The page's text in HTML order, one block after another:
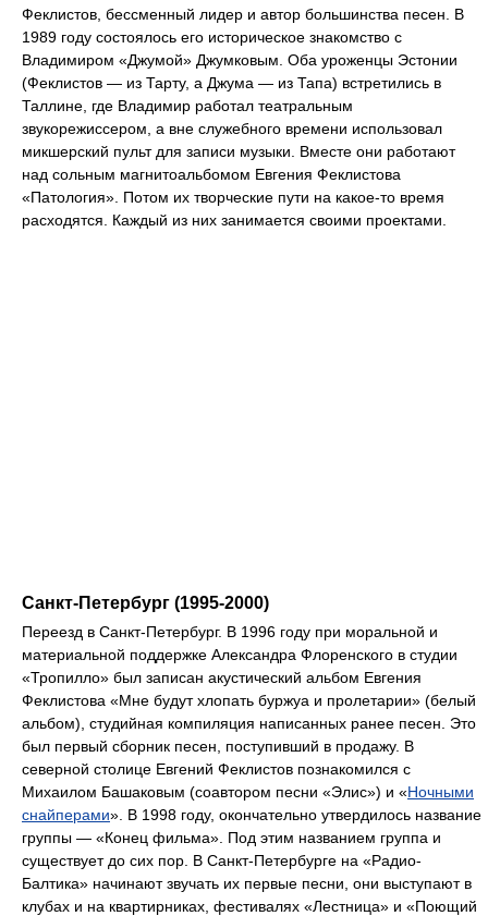
Феклистов, бессменный лидер и автор большинства песен. В
1989 году состоялось его историческое знакомство с
Владимиром «Джумой» Джумковым. Оба уроженцы Эстонии
(Феклистов — из Тарту, а Джума — из Тапа) встретились в
Таллине, где Владимир работал театральным
звукорежиссером, а вне служебного времени использовал
микшерский пульт для записи музыки. Вместе они работают
над сольным магнитоальбомом Евгения Феклистова
«Патология». Потом их творческие пути на какое-то время
расходятся. Каждый из них занимается своими проектами.
Санкт-Петербург (1995-2000)
Переезд в Санкт-Петербург. В 1996 году при моральной и
материальной поддержке Александра Флоренского в студии
«Тропилло» был записан акустический альбом Евгения
Феклистова «Мне будут хлопать буржуа и пролетарии» (белый
альбом), студийная компиляция написанных ранее песен. Это
был первый сборник песен, поступивший в продажу. В
северной столице Евгений Феклистов познакомился с
Михаилом Башаковым (соавтором песни «Элис») и «Ночными
снайперами». В 1998 году, окончательно утвердилось название
группы — «Конец фильма». Под этим названием группа и
существует до сих пор. В Санкт-Петербурге на «Радио-
Балтика» начинают звучать их первые песни, они выступают в
клубах и на квартирниках, фестивалях «Лестница» и «Поющий